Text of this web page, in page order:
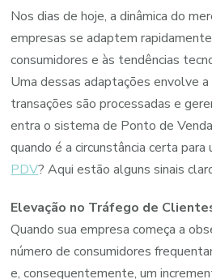
de
um
Sistema
PDV:
Quando
a
Empresa
Investir?
Nos dias de hoje, a dinâmica do
empresas se adaptem
consumidores e às tendências
Uma dessas adaptações envolve a
transações são processadas e
entra o sistema de Ponto de
quando é a circunstância certa
PDV? Aqui estão alguns sinais
Elevação no Tráfego de
Quando sua empresa começa a
número de consumidores
e, consequentemente, um